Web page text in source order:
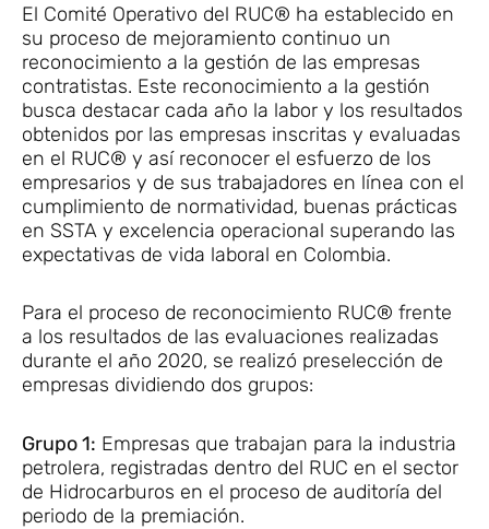
El Comité Operativo del RUC® ha establecido en
su proceso de mejoramiento continuo un
reconocimiento a la gestión de las empresas
contratistas. Este reconocimiento a la gestión
busca destacar cada año la labor y los resultados
obtenidos por las empresas inscritas y evaluadas
en el RUC® y así reconocer el esfuerzo de los
empresarios y de sus trabajadores en línea con el
cumplimiento de normatividad, buenas prácticas
en SSTA y excelencia operacional superando las
expectativas de vida laboral en Colombia.
Para el proceso de reconocimiento RUC® frente
a los resultados de las evaluaciones realizadas
durante el año 2020, se realizó preselección de
empresas dividiendo dos grupos:
Grupo 1: Empresas que trabajan para la industria
petrolera, registradas dentro del RUC en el sector
de Hidrocarburos en el proceso de auditoría del
periodo de la premiación.